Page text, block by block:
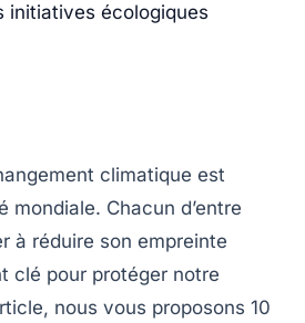
initiatives écologiques
climatique est
mondiale. Chacun d’entre
à réduire son empreinte
clé pour protéger notre
nous vous proposons 10